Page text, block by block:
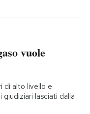
vuole
di alto livello e
lasciati dalla